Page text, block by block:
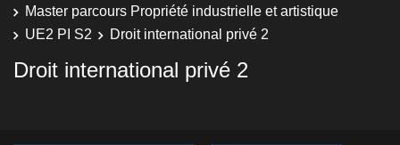
Master parcours Propriété industrielle et artistique
UE2 PI S2
Droit international privé 2
Droit international privé 2